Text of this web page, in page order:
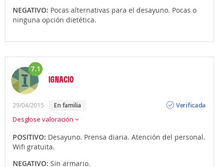
NEGATIVO: Pocas alternativas para el desayuno. Pocas o
ninguna opción dietética.
7.1
IGNACIO
29/04/2015 en familia
Verificada
Desglose valoración
POSITIVO: Desayuno. Prensa diaria. Atención del personal.
Wifi gratuita.
NEGATIVO: Sin armario.